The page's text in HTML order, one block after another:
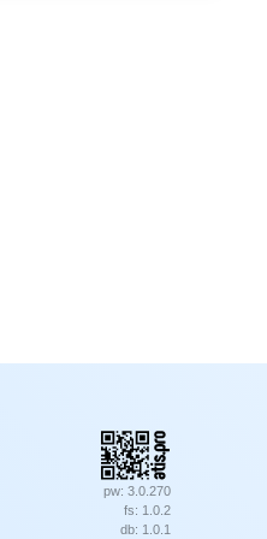
pw: 3.0.270
fs: 1.0.2
db: 1.0.1